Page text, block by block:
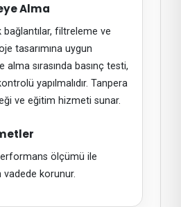
Alma
filtreleme ve
tasarımına uygun
alma sırasında basınç testi,
yapılmalıdır. Tanpera
ve eğitim hizmeti sunar.
ölçümü ile
korunur.